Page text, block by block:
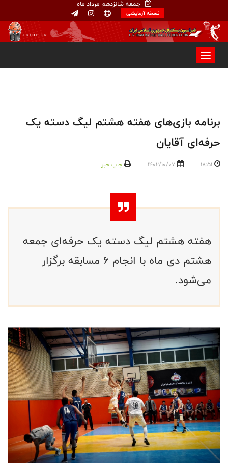
جمعه شانزدهم مرداد ماه
نسخه آزمایشی
برنامه بازی‌های هفته هشتم لیگ دسته یک
حرفه‌ای آقایان
18:51
1402/10/07 چاپ خبر
هفته هشتم لیگ دسته یک حرفه‌ای جمعه
هشتم دی ماه با انجام ۶ مسابقه برگزار
می‌شود.